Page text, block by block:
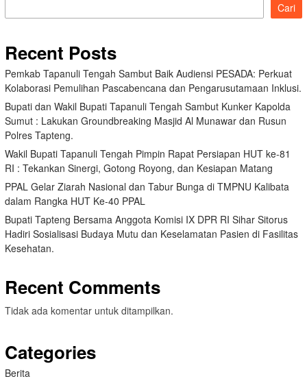
Cari
Recent Posts
Pemkab Tapanuli Tengah Sambut Baik Audiensi PESADA: Perkuat
Kolaborasi Pemulihan Pascabencana dan Pengarusutamaan Inklusi.
Bupati dan Wakil Bupati Tapanuli Tengah Sambut Kunker Kapolda
Sumut : Lakukan Groundbreaking Masjid Al Munawar dan Rusun
Polres Tapteng.
Wakil Bupati Tapanuli Tengah Pimpin Rapat Persiapan HUT ke-81
RI : Tekankan Sinergi, Gotong Royong, dan Kesiapan Matang
PPAL Gelar Ziarah Nasional dan Tabur Bunga di TMPNU Kalibata
dalam Rangka HUT Ke-40 PPAL
Bupati Tapteng Bersama Anggota Komisi IX DPR RI Sihar Sitorus
Hadiri Sosialisasi Budaya Mutu dan Keselamatan Pasien di Fasilitas
Kesehatan.
Recent Comments
Tidak ada komentar untuk ditampilkan.
Categories
Berita